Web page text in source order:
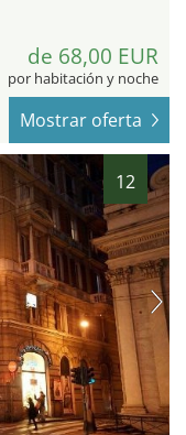
de 68,00 EUR
por habitación y noche
Mostrar oferta
12